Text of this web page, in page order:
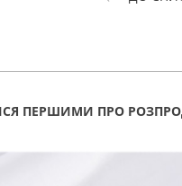
ПЕРШИМИ ПРО